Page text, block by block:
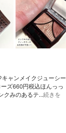
ャンメイクジューシー
ズ660円税込ほんっっ
クみのあるテ…続きを